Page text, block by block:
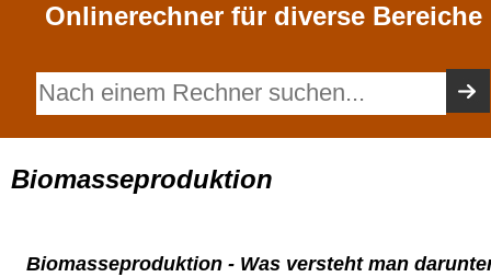
Onlinerechner für diverse Bereiche
Biomasseproduktion
Biomasseproduktion - Was versteht man